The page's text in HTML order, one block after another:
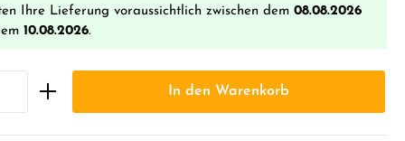
Ihre Lieferung voraussichtlich zwischen dem 08.08.2026
10.08.2026.
In den Warenkorb